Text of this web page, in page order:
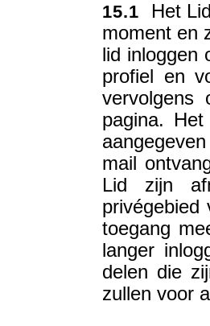
15.1 Het
moment en
lid inloggen
profiel en
vervolgens
pagina.
mail
Lid zijn
privégebied
toegang
langer
delen die
zullen voor